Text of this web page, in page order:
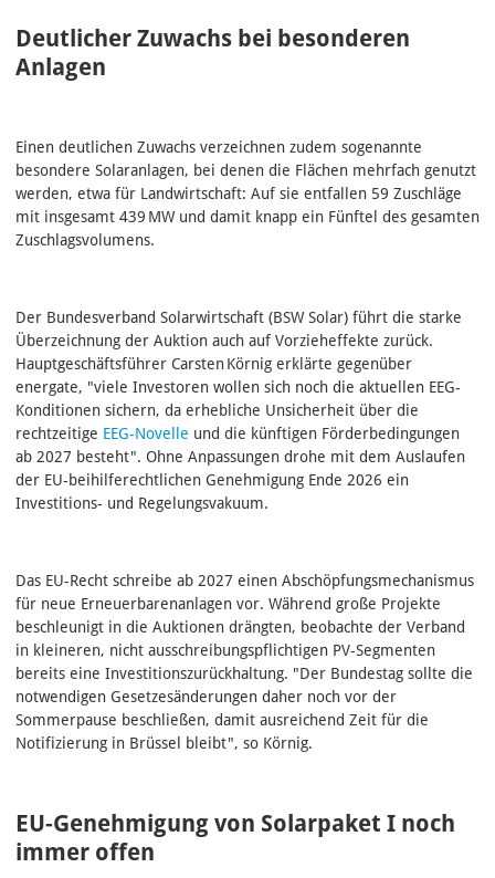
Deutlicher Zuwachs bei besonderen
Anlagen
Einen deutlichen Zuwachs verzeichnen zudem sogenannte
besondere Solaranlagen, bei denen die Flächen mehrfach genutzt
werden, etwa für Landwirtschaft: Auf sie entfallen 59 Zuschläge
mit insgesamt 439 MW und damit knapp ein Fünftel des gesamten
Zuschlagsvolumens.
Der Bundesverband Solarwirtschaft (BSW Solar) führt die starke
Überzeichnung der Auktion auch auf Vorzieheffekte zurück.
Hauptgeschäftsführer Carsten Körnig erklärte gegenüber
energate, "viele Investoren wollen sich noch die aktuellen EEG-
Konditionen sichern, da erhebliche Unsicherheit über die
rechtzeitige EEG-Novelle und die künftigen Förderbedingungen
ab 2027 besteht". Ohne Anpassungen drohe mit dem Auslaufen
der EU‑beihilferechtlichen Genehmigung Ende 2026 ein
Investitions‑ und Regelungsvakuum.
Das EU-Recht schreibe ab 2027 einen Abschöpfungsmechanismus
für neue Erneuerbarenanlagen vor. Während große Projekte
beschleunigt in die Auktionen drängten, beobachte der Verband
in kleineren, nicht ausschreibungspflichtigen PV‑Segmenten
bereits eine Investitionszurückhaltung. "Der Bundestag sollte die
notwendigen Gesetzesänderungen daher noch vor der
Sommerpause beschließen, damit ausreichend Zeit für die
Notifizierung in Brüssel bleibt", so Körnig.
EU-Genehmigung von Solarpaket I noch
immer offen